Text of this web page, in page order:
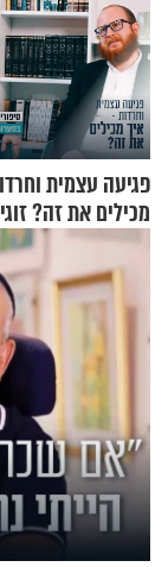
פגיעה עצמית
מכילים את זה?
הפעם עם יהודית